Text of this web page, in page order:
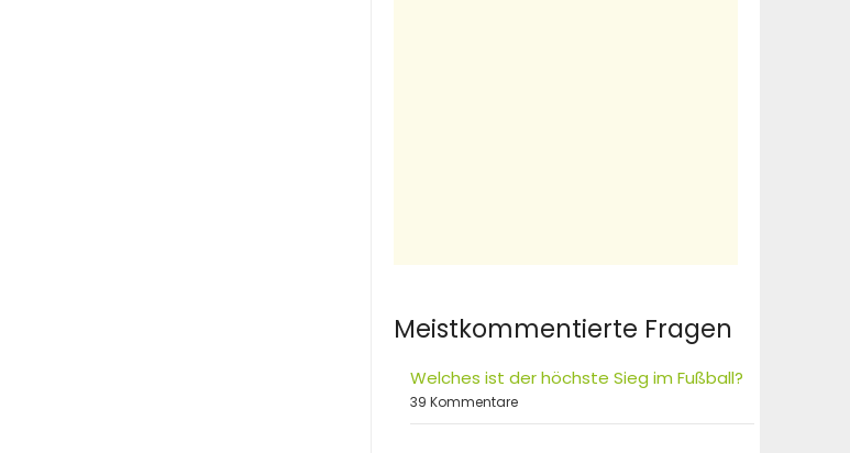
Meistkommentierte Fragen
Welches ist der höchste Sieg im Fußball?
39 Kommentare